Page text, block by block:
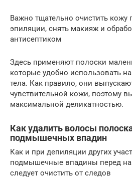
Важно тщательно очистить кожу
эпиляции, снять макияж и
антисептиком
Здесь применяют полоски
которые удобно использовать
тела. Как правило, они
чувствительной кожи, поэтому
максимальной деликатностью.
Как удалить волосы
подмышечных впадин
Как и при депиляции других
подмышечные впадины перед
следует очистить от следов